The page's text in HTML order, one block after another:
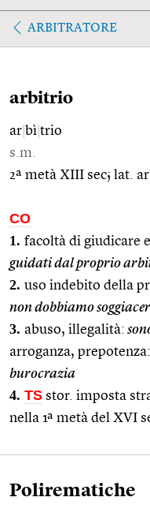
ARBITRATORE
arbitrio
ar bì trio
s.m.
2ª metà XIII sec; lat.
CO
1. facoltà di giudicare
guidati dal proprio
2. uso indebito della
non dobbiamo
3. abuso, illegalità:
arroganza, prepotenza:
burocrazia
4. TS stor. imposta
nella 1ª metà del XVI
Polirematiche